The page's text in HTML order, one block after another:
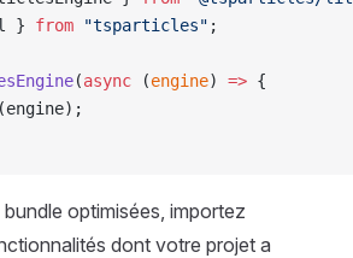
} from "tsparticles" ;
(async (engine) => {
(engine);
optimisées, importez
dont votre projet a